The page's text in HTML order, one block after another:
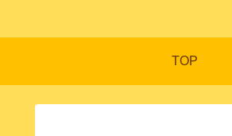
TOP